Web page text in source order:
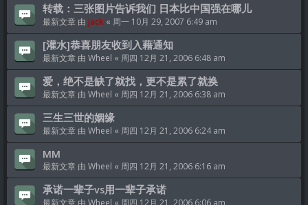
转载：三张图片告诉我们 日本比中国强在哪儿
最新文章 由 jack « 周一 10月 29, 2007 6:49 am
[灌水]恭喜朋友收到入藉通知
最新文章 由 Wheel « 周四 12月 21, 2006 6:48 am
爱，绝不是缺了就找，更不是累了就换
最新文章 由 Wheel « 周四 12月 21, 2006 6:38 am
三生三世的姻缘
最新文章 由 Wheel « 周四 12月 21, 2006 6:24 am
MM
最新文章 由 Wheel « 周四 12月 21, 2006 6:16 am
承诺一辈子vs用一辈子承诺
最新文章 由 Wheel « 周四 12月 21, 2006 6:06 am